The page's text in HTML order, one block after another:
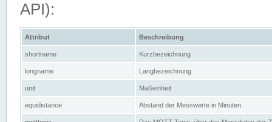
API):
Attribut Beschreibung
shortname Kurzbezeichnung
longname Langbezeichnung
unit Maßeinheit
equidistance Abstand der Messwerte in Minuten